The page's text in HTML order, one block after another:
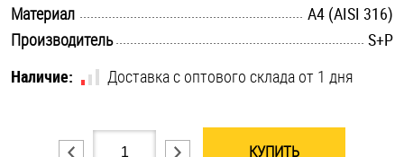
Хомуты
Шплинты
Материал
A4 (AISI 316)
Производитель
S+P
Наличие:
Доставка с оптового склада от 1 дня
КУПИТЬ